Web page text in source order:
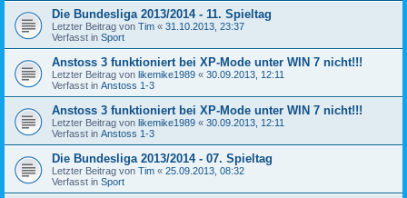
Die Bundesliga 2013/2014 - 11. Spieltag
Letzter Beitrag von Tim « 31.10.2013, 23:37
Verfasst in Sport
Anstoss 3 funktioniert bei XP-Mode unter WIN 7 nicht!!!
Letzter Beitrag von likemike1989 « 30.09.2013, 12:11
Verfasst in Anstoss 1-3
Anstoss 3 funktioniert bei XP-Mode unter WIN 7 nicht!!!
Letzter Beitrag von likemike1989 « 30.09.2013, 12:11
Verfasst in Anstoss 1-3
Die Bundesliga 2013/2014 - 07. Spieltag
Letzter Beitrag von Tim « 25.09.2013, 08:32
Verfasst in Sport